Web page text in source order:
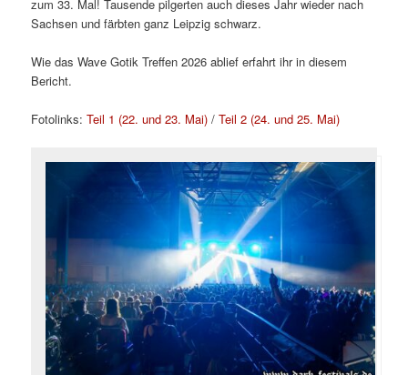
zum 33. Mal! Tausende pilgerten auch dieses Jahr wieder nach
Sachsen und färbten ganz Leipzig schwarz.
Wie das Wave Gotik Treffen 2026 ablief erfahrt ihr in diesem
Bericht.
Fotolinks:Teil 1 (22. und 23. Mai) /Teil 2 (24. und 25. Mai)